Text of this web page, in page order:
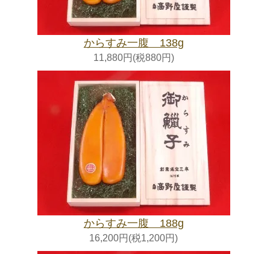
からすみ一腹 138g
11,880円(税880円)
からすみ一腹 188g
16,200円(税1,200円)